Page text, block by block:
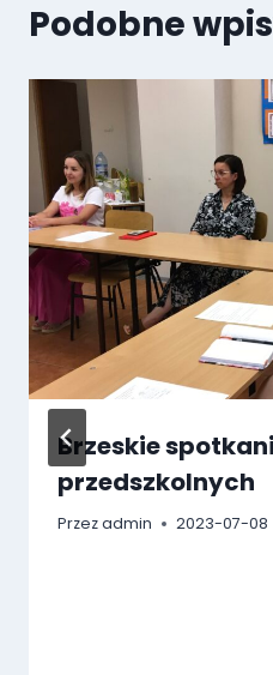
Podobne
Brzeskie
przedszkolnych
Przezadmin 2023-07-08